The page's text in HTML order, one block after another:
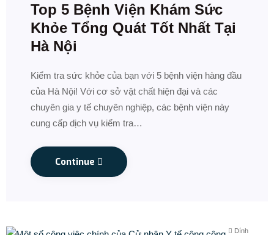
Top 5 Bệnh Viện Khám Sức
Khỏe Tổng Quát Tốt Nhất Tại
Hà Nội
Kiểm tra sức khỏe của bạn với 5 bệnh viện hàng đầu
của Hà Nội! Với cơ sở vật chất hiện đại và các
chuyên gia y tế chuyên nghiệp, các bệnh viện này
cung cấp dịch vụ kiểm tra…
Continue
Dính